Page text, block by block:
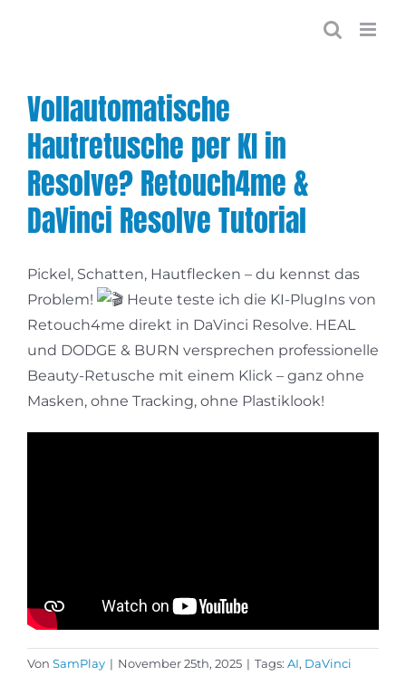
Vollautomatische
Hautretusche per KI in
Resolve? Retouch4me &
DaVinci Resolve Tutorial
Pickel, Schatten, Hautflecken – du kennst das
Problem!
Heute teste ich die KI-PlugIns von
Retouch4me direkt in DaVinci Resolve. HEAL
und DODGE & BURN versprechen professionelle
Beauty-Retusche mit einem Klick – ganz ohne
Masken, ohne Tracking, ohne Plastiklook!
Von SamPlay | November 25th, 2025 | Tags: AI, DaVinci